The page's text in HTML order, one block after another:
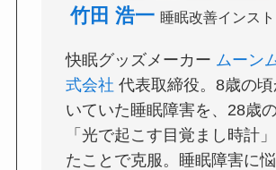
竹田 浩一 睡眠改善インス
快眠グッズメーカー ムーン
式会社 代表取締役。8歳の
いていた睡眠障害を、28歳
「光で起こす目覚まし時計
たことで克服。睡眠障害に